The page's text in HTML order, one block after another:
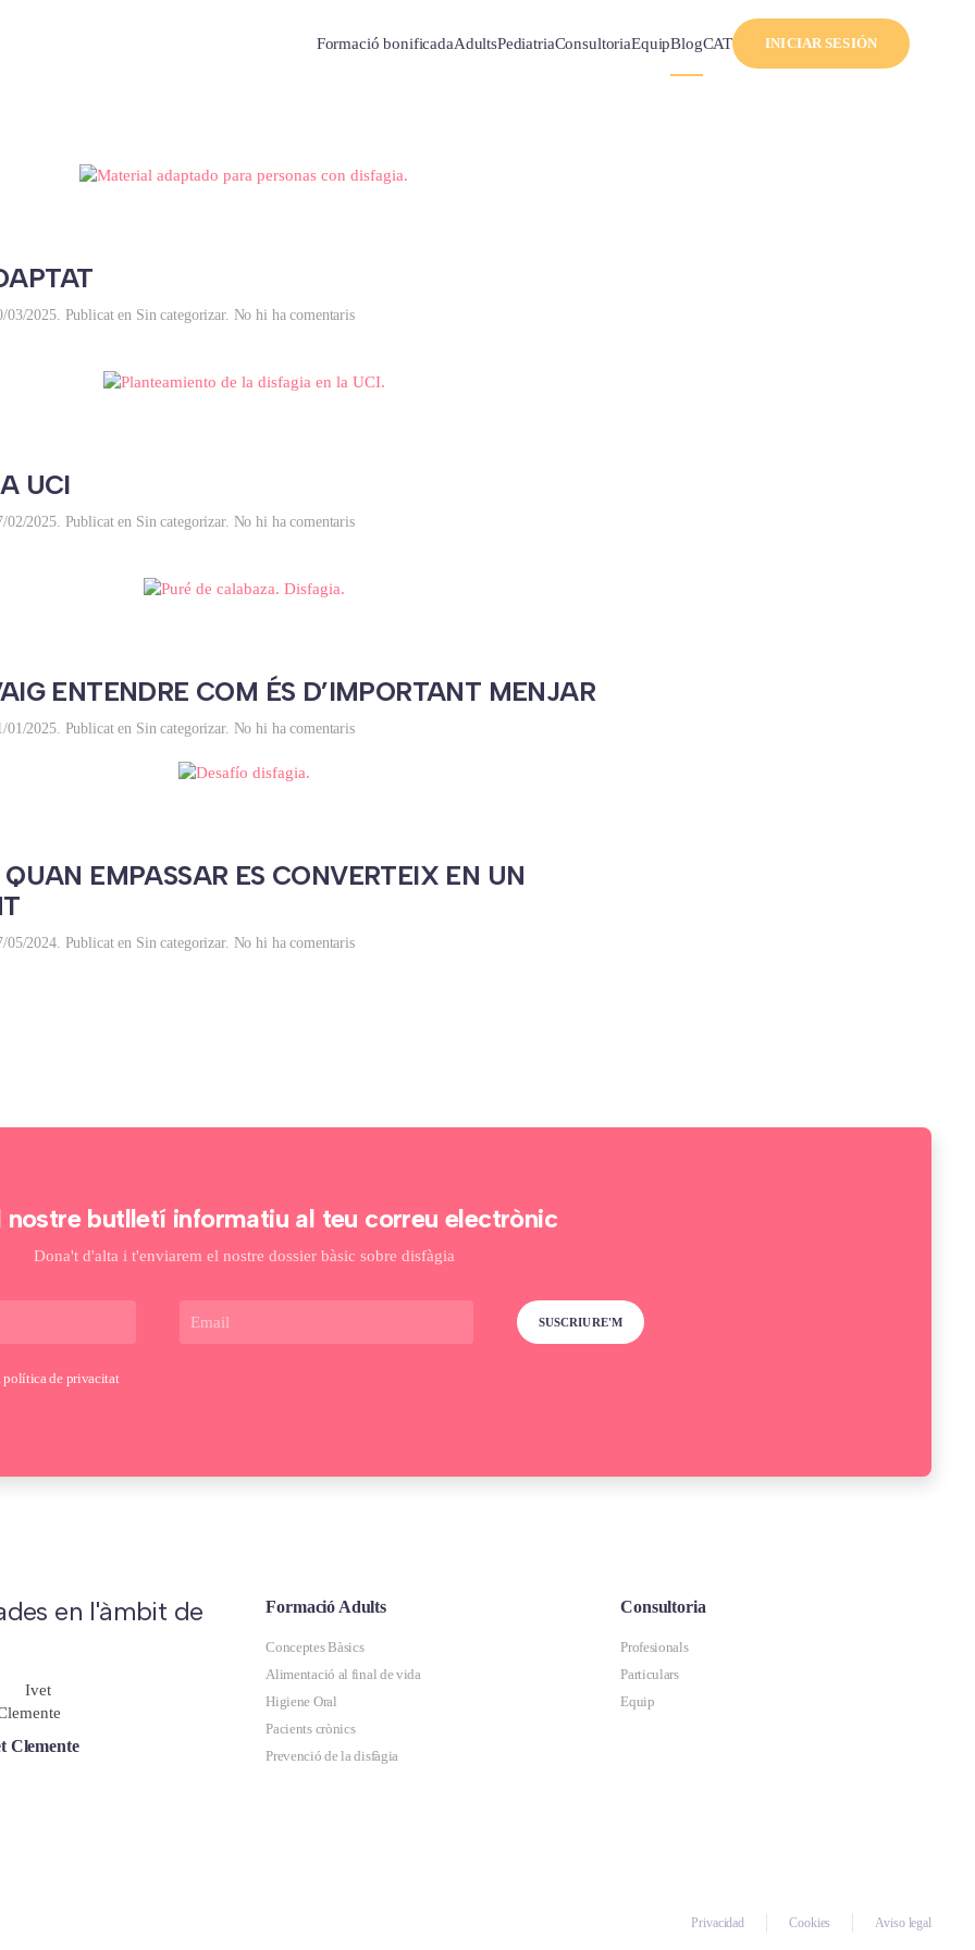
Formació bonificadaAdultsPediatriaConsultoriaEquipBlogCAT INICIAR SESIÓN
03/2025. Publicat en Sin categorizar. No hi ha comentarisa
UCI
02/2025. Publicat en Sin categorizar. No hi ha comentarisa
ENTENDRE COM ÉS D’IMPORTANT MENJAR
01/2025. Publicat en Sin categorizar. No hi ha comentarisa
ÉS
EMPASSAR ES CONVERTEIX EN UN
05/2024. Publicat en Sin categorizar. No hi ha comentarisa
DESAFIAMENT
nostre butlletí informatiu al teu correu electrònic
Dona't d'alta i t'enviarem el nostre dossier bàsic sobre disfàgia
política de privacitat
en l'àmbit de
Clemente
Formació Adults
Conceptes Bàsics
Alimentació al final de vida
Higiene Oral
Pacients crònics
Prevenció de la disfàgia
Consultoria
Profesionals
Particulars
Equip
Privacidad Cookies Aviso legal